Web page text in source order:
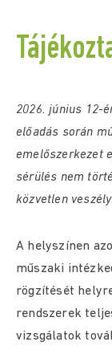
2026. június 12-
előadás során
emelőszerkezet
sérülés nem
közvetlen
A helyszínen
műszaki
rögzítését
rendszerek
vizsgálatok